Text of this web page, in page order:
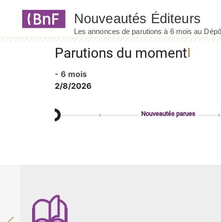
Parutions du moment
- 6 mois
2/8/2026
Nouveautés parues